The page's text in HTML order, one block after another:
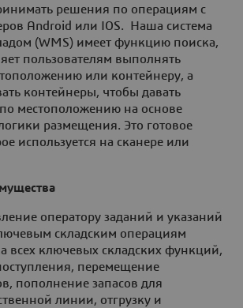
решения по операциям с
Android или IOS. Наша система
(WMS) имеет функцию поиска,
пользователям выполнять
или контейнеру, а
контейнеры, чтобы давать
местоположению на основе
размещения. Это готовое
используется на сканере или
оператору заданий и указаний
складским операциям
всех ключевых складских функций,
перемещение
пополнение запасов для
линии, отгрузку и